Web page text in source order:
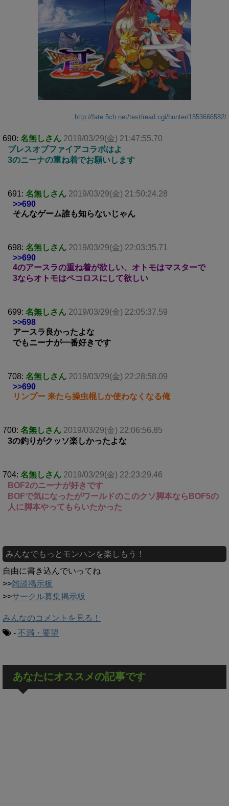
http://fate.5ch.net/test/read.cgi/hunter/1553666582/
690: 名無しさん 2019/03/29(金) 21:47:55.70
ブレスオブファイアコラボはよ
3のニーナの重ね着でお願いします
691: 名無しさん 2019/03/29(金) 21:50:24.28
>>690
そんなゲーム誰も知らないじゃん
698: 名無しさん 2019/03/29(金) 22:03:35.71
>>690
4のアースラの重ね着が欲しい、オトモはマスターで
3ならオトモはペコロスにして欲しい
699: 名無しさん 2019/03/29(金) 22:05:37.59
>>698
アースラ良かったよな
でもニーナが一番好きです
708: 名無しさん 2019/03/29(金) 22:28:58.09
>>690
リンプー 来たら操虫棍しか使わなくなる俺
700: 名無しさん 2019/03/29(金) 22:06:56.85
3の釣りがクッソ楽しかったよな
704: 名無しさん 2019/03/29(金) 22:23:29.46
BOF2のニーナが好きです
BOFで気になったがワールドのこのクソ脚本ならBOF5の
人に脚本やってもらいたかった
みんなでもっとモンハンを楽しもう！
自由に書き込んでいってね
>>雑談掲示板
>>サークル募集掲示板
みんなのコメントを見る！
- 不満・要望
あなたにオススメの記事です